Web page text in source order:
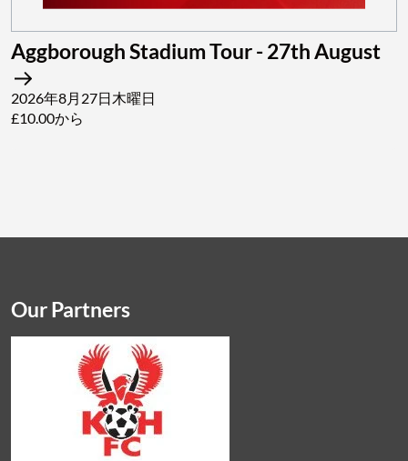
Aggborough Stadium Tour - 27th August
2026年8月27日木曜日
£10.00から
Our Partners